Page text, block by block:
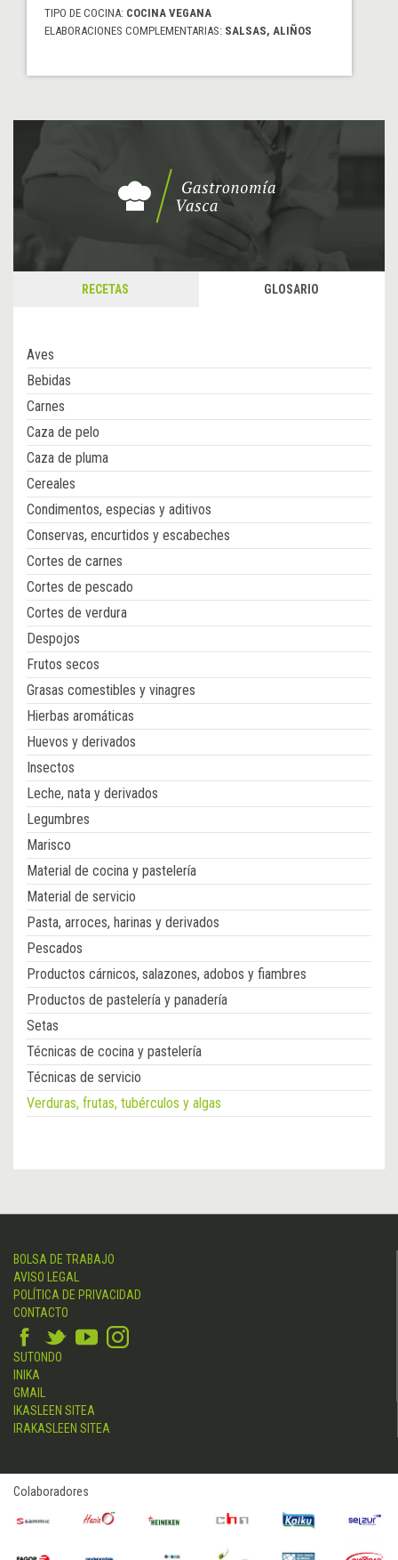
TIPO DE COCINA: COCINA VEGANA
ELABORACIONES COMPLEMENTARIAS: SALSAS, ALIÑOS
RECETAS GLOSARIO
Aves
Bebidas
Carnes
Caza de pelo
Caza de pluma
Cereales
Condimentos, especias y aditivos
Conservas, encurtidos y escabeches
Cortes de carnes
Cortes de pescado
Cortes de verdura
Despojos
Frutos secos
Grasas comestibles y vinagres
Hierbas aromáticas
Huevos y derivados
Insectos
Leche, nata y derivados
Legumbres
Marisco
Material de cocina y pastelería
Material de servicio
Pasta, arroces, harinas y derivados
Pescados
Productos cárnicos, salazones, adobos y fiambres
Productos de pastelería y panadería
Setas
Técnicas de cocina y pastelería
Técnicas de servicio
Verduras, frutas, tubérculos y algas
BOLSA DE TRABAJO
AVISO LEGAL
POLÍTICA DE PRIVACIDAD
CONTACTO
SUTONDO
INIKA
GMAIL
IKASLEEN SITEA
IRAKASLEEN SITEA
Colaboradores